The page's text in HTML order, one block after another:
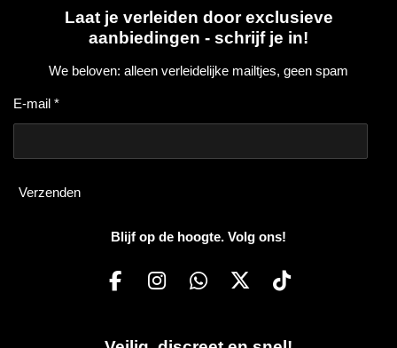
Laat je verleiden door exclusieve
aanbiedingen - schrijf je in!
We beloven: alleen verleidelijke mailtjes, geen spam
E-mail *
Verzenden
Blijf op de hoogte. Volg ons!
F
I
W
X
T